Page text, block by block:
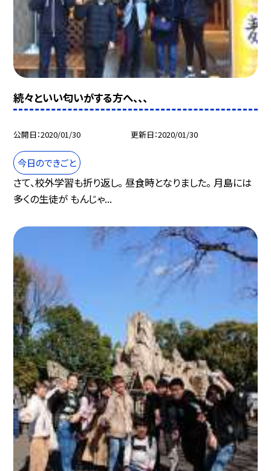
続々といい匂いがする方へ、、、
公開日 2020/01/30 更新日 2020/01/30
今日のできごと
さて、校外学習も折り返し。 昼食時となりました。 月島には
多くの生徒が もんじゃ...